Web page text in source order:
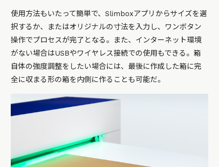
使用方法もいたって簡単で、Slimboxアプリからサイズを選
択するか、またはオリジナルの寸法を入力し、ワンボタン
操作でプロセスが完了となる。また、インターネット環境
がない場合はUSBやワイヤレス接続での使用もできる。箱
自体の強度調整をしたい場合には、最後に作成した箱に完
全に収まる形の箱を内側に作ることも可能だ。